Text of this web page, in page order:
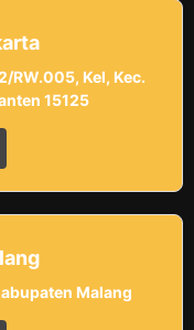
RW.005, Kel, Kec.
15125
Malang